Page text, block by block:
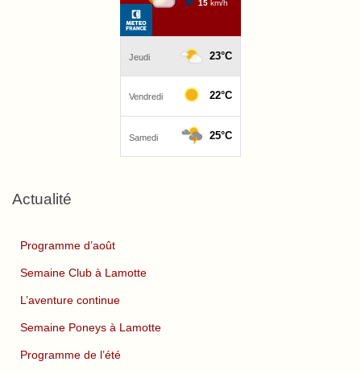
Actualité
Programme d’août
Semaine Club à Lamotte
L’aventure continue
Semaine Poneys à Lamotte
Programme de l’été